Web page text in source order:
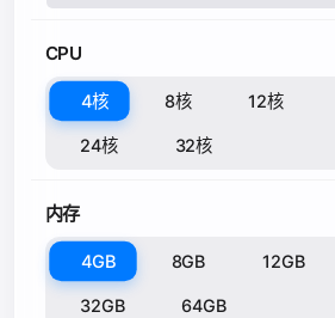
CPU
4核 8核 12核
24核 32核
内存
4GB 8GB 12GB
32GB 64GB